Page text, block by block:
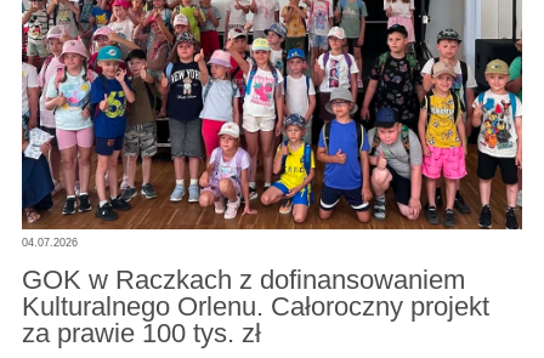
04.07.2026
GOK w Raczkach z dofinansowaniem
Kulturalnego Orlenu. Całoroczny projekt
za prawie 100 tys. zł